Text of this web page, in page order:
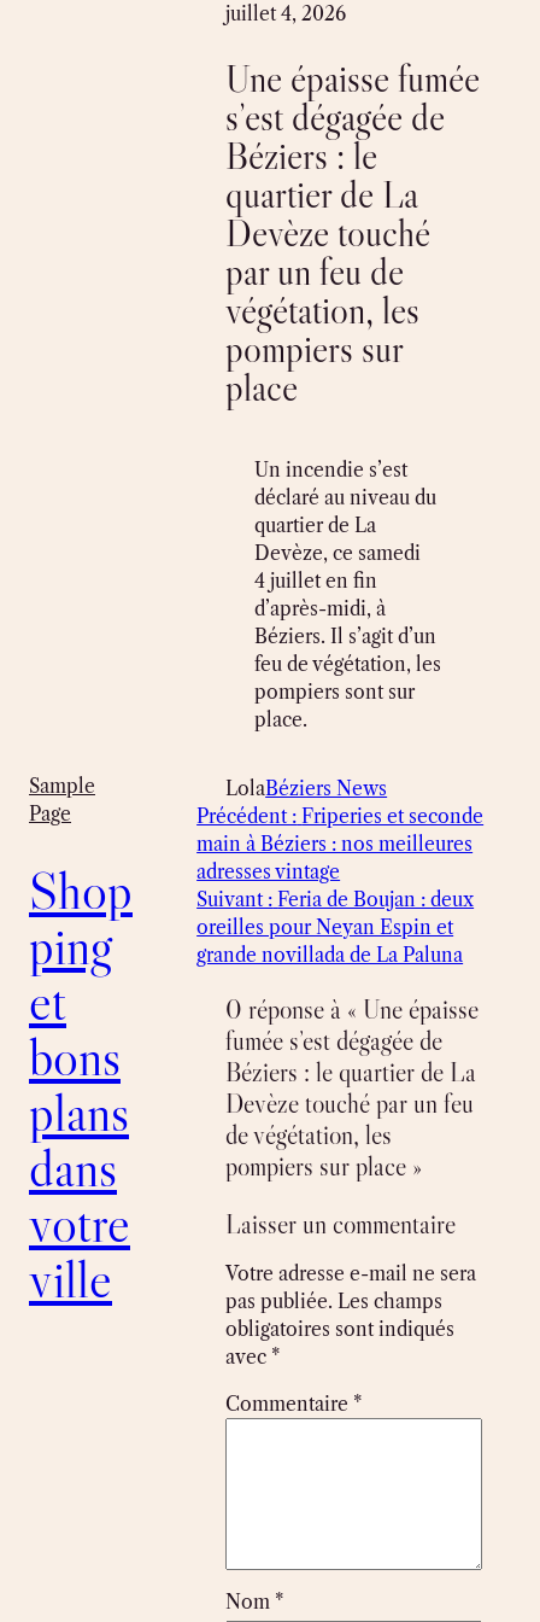
Sample
Page
Shop
ping
et
bons
plans
dans
votre
ville
juillet 4, 2026
Une épaisse fumée
s’est dégagée de
Béziers : le
quartier de La
Devèze touché
par un feu de
végétation, les
pompiers sur
place
Un incendie s’est
déclaré au niveau du
quartier de La
Devèze, ce samedi
4 juillet en fin
d’après-midi, à
Béziers. Il s’agit d’un
feu de végétation, les
pompiers sont sur
place.
LolaBéziers News
Précédent : Friperies et seconde
main à Béziers : nos meilleures
adresses vintage
Suivant : Feria de Boujan : deux
oreilles pour Neyan Espin et
grande novillada de La Paluna
0 réponse à « Une épaisse
fumée s’est dégagée de
Béziers : le quartier de La
Devèze touché par un feu
de végétation, les
pompiers sur place »
Laisser un commentaire
Votre adresse e-mail ne sera
pas publiée. Les champs
obligatoires sont indiqués
avec *
Commentaire *
Nom *